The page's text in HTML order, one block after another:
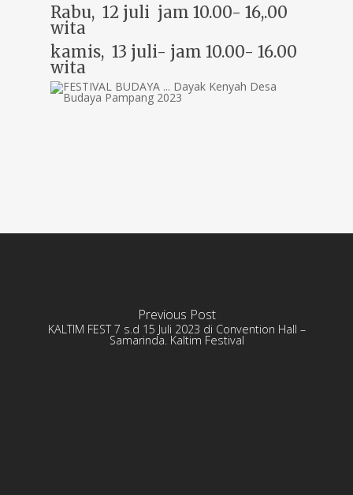
Rabu, 12 juli jam 10.00- 16,.00
wita
kamis, 13 juli- jam 10.00- 16.00
wita
Previous Post
KALTIM FEST 7 s.d 15 Juli 2023 di Convention Hall –
Samarinda. Kaltim Festival